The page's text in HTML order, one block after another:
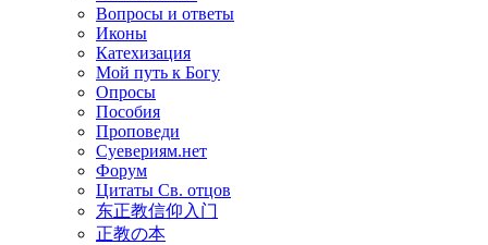
Вопросы и ответы
Иконы
Катехизация
Мой путь к Богу
Опросы
Пособия
Проповеди
Суевериям.нет
Форум
Цитаты Св. отцов
东正教信仰入门
正教の本